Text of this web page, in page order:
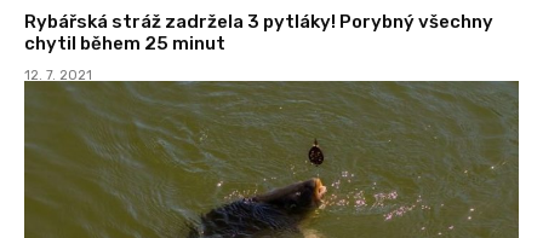
Rybářská stráž zadržela 3 pytláky! Porybný všechny
chytil během 25 minut
12. 7. 2021